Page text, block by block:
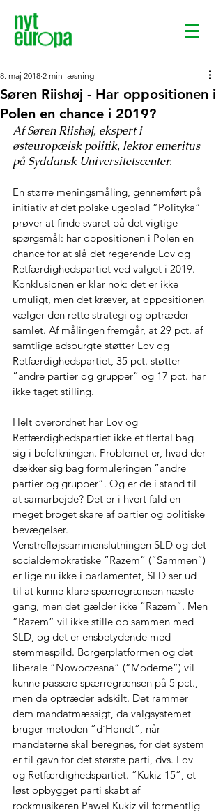
Søren Riishøj - Har oppositionen i
Polen en chance i 2019?
8. maj 2018 2 min læsning
Af Søren Riishøj, ekspert i
østeuropæisk politik, lektor emeritus
på Syddansk Universitetscenter.
En større meningsmåling, gennemført på
initiativ af det polske ugeblad ”Polityka”
prøver at finde svaret på det vigtige
spørgsmål: har oppositionen i Polen en
chance for at slå det regerende Lov og
Retfærdighedspartiet ved valget i 2019.
Konklusionen er klar nok: det er ikke
umuligt, men det kræver, at oppositionen
vælger den rette strategi og optræder
samlet. Af målingen fremgår, at 29 pct. af
samtlige adspurgte støtter Lov og
Retfærdighedspartiet, 35 pct. støtter
”andre partier og grupper” og 17 pct. har
ikke taget stilling.
Helt overordnet har Lov og
Retfærdighedspartiet ikke et flertal bag
sig i befolkningen. Problemet er, hvad der
dækker sig bag formuleringen ”andre
partier og grupper”. Og er de i stand til
at samarbejde? Det er i hvert fald en
meget broget skare af partier og politiske
bevægelser.
Venstrefløjssammenslutningen SLD og det
socialdemokratiske ”Razem” (”Sammen”)
er lige nu ikke i parlamentet, SLD ser ud
til at kunne klare spærregrænsen næste
gang, men det gælder ikke ”Razem”. Men
”Razem” vil ikke stille op sammen med
SLD, og det er ensbetydende med
stemmespild. Borgerplatformen og det
liberale ”Nowoczesna” (”Moderne”) vil
kunne passere spærregrænsen på 5 pct.,
men de optræder adskilt. Det rammer
dem mandatmæssigt, da valgsystemet
bruger metoden ”d`Hondt”, når
mandaterne skal beregnes, for det system
er til gavn for det største parti, dvs. Lov
og Retfærdighedspartiet. ”Kukiz-15”, et
løst opbygget parti skabt af
rockmusikeren Pawel Kukiz vil formentlig